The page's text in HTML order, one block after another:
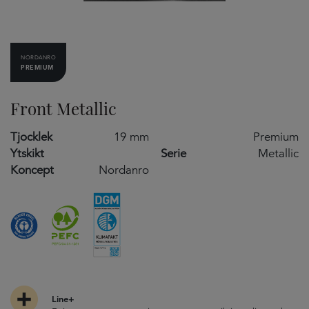
Front Metallic
NORDANRO
PREMIUM
Tjocklek
19 mm
Ytskikt
Koncept
Nordanro
Premium
Serie
Metallic
Line+